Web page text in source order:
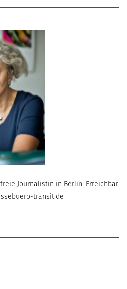
Journalistin in Berlin. Erreichbar
transit.de